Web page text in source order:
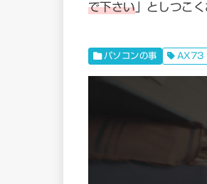
で下さい」としつこく
パソコンの事 AX73